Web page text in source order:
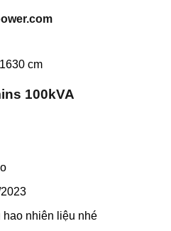
cm
100kVA
nhiên liệu nhé